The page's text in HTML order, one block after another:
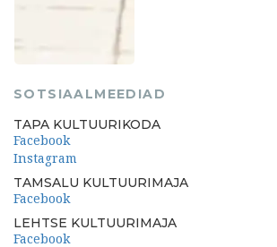
SOTSIAALMEEDIAD
TAPA KULTUURIKODA
Facebook
Instagram
TAMSALU KULTUURIMAJA
Facebook
LEHTSE KULTUURIMAJA
Facebook